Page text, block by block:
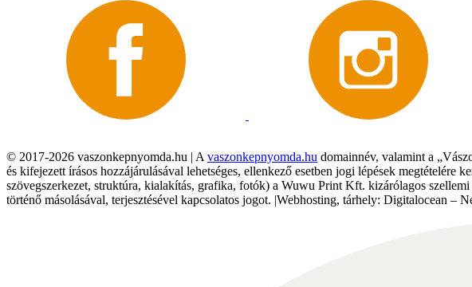
© 2017-2026 vaszonkepnyomda.hu | A vaszonkepnyomda.hu domainnév, valamint a
és kifejezett írásos hozzájárulásával lehetséges, ellenkező esetben jogi lépések megtételére
szövegszerkezet, struktúra, kialakítás, grafika, fotók) a Wuwu Print Kft. kizárólagos
történő másolásával, terjesztésével kapcsolatos jogot. |Webhosting, tárhely: Digitalocean